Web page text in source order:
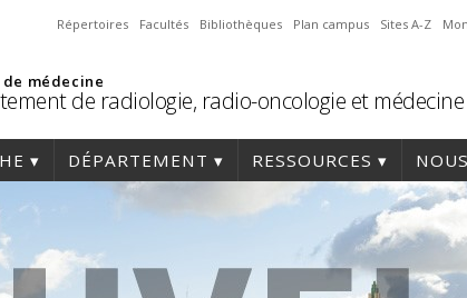
Répertoires Facultés Bibliothèques Plan campus Sites A-Z
médecine
de radiologie, radio-oncologie et
DÉPARTEMENT RESSOURCES